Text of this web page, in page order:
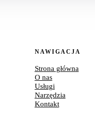
NAWIGACJA
Strona główna
O nas
Usługi
Narzędzia
Kontakt